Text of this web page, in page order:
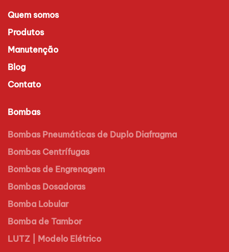
Quem somos
Produtos
Manutenção
Blog
Contato
Bombas
Bombas Pneumáticas de Duplo Diafragma
Bombas Centrífugas
Bombas de Engrenagem
Bombas Dosadoras
Bomba Lobular
Bomba de Tambor
LUTZ | Modelo Elétrico